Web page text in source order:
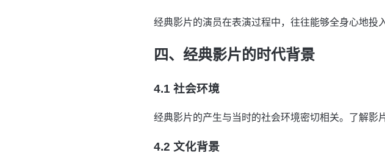
经典影片的演员在表演过程中，往往能够全身心地投
四、经典影片的时代背景
4.1 社会环境
经典影片的产生与当时的社会环境密切相关。了解影
4.2 文化背景